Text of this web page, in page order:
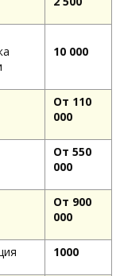
10 000
От 110
000
От 550
000
От 900
000
1000